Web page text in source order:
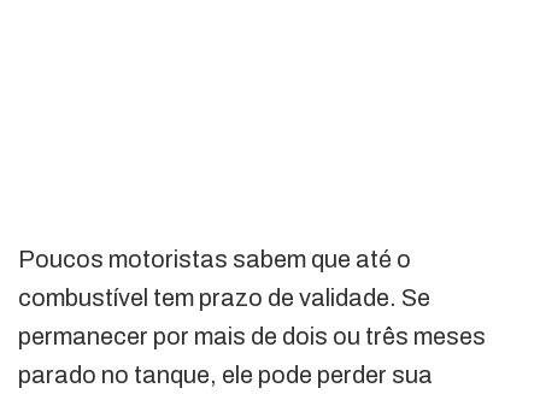
Poucos motoristas sabem que até o
combustível tem prazo de validade. Se
permanecer por mais de dois ou três meses
parado no tanque, ele pode perder sua